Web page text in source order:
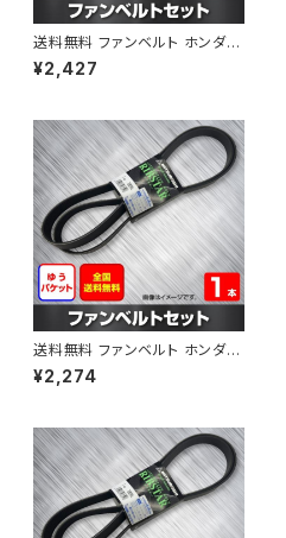
送料無料 ファンベルト ホンダ
ゼスト 型式JE1 H18.03～H24.
11 （国内トップメーカー） 1本 H
¥2,427
送料無料 ファンベルト ホンダ フ
ィット 型式GE6 H19.10～H25.
09 （国内トップメーカー） 1本 H
¥2,274